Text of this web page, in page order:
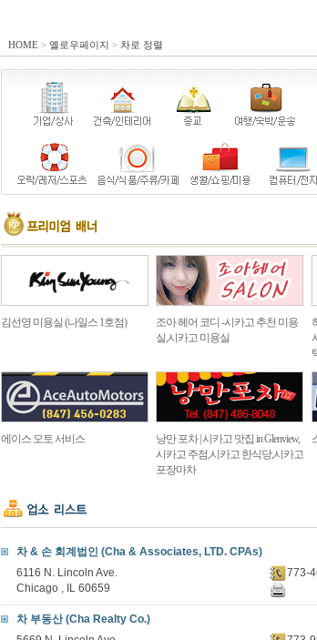
HOME > 옐로우페이지 > 차로 정렬
김선영 미용실 (나일스 1호점)
조아 헤어 코디 -시카고 추천 미용
실,시카고 미용실
에이스 오토 서비스
낭만 포차 | 시카고 맛집 in Glenview,
시카고 주점,시카고 한식당,시카고
포장마차
차 & 손 회계법인 (Cha & Associates, LTD. CPAs)
6116 N. Lincoln Ave.
Chicago , IL 60659
773-
차 부동산 (Cha Realty Co.)